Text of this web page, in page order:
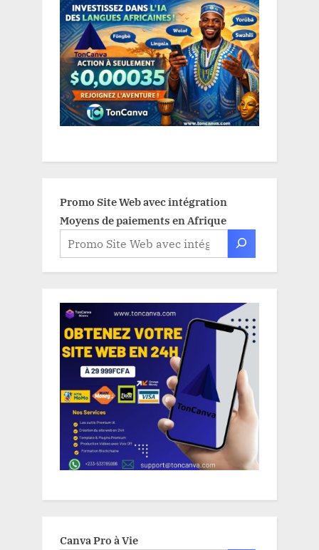
Promo Site Web avec intégration
Moyens de paiements en Afrique
Canva Pro à Vie